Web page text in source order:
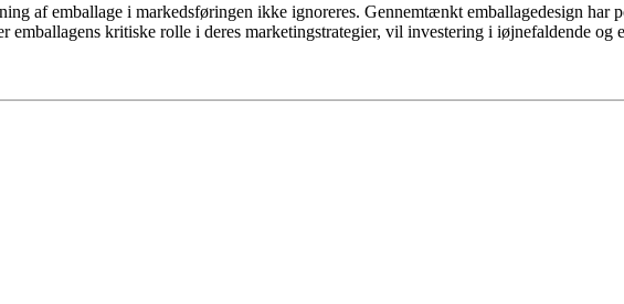
af emballage i markedsføringen ikke ignoreres. Gennemtænkt emballagedesign
emballagens kritiske rolle i deres marketingstrategier, vil investering i iøjnefaldende